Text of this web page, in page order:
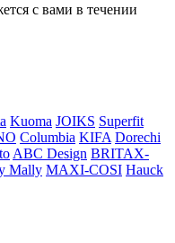
с вами в течении
Kuoma JOIKS Superfit
Columbia KIFA Dorechi
ABC Design BRITAX-
Mally MAXI-COSI Hauck